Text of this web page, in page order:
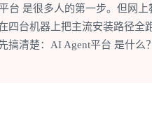
台 是很多人的第一步。但网
四台机器上把主流安装路径全
搞清楚：AI Agent平台 是什么